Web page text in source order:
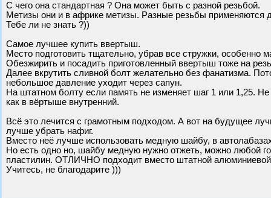
С чего она стандартная ? Она может быть с разной резьбой.
Метизы они и в африке метизы. Разные резьбы применяются
Тебе ли не знать ?))
Самое лучшее купить ввертыш.
Место подготовить тщательно, убрав все стружки, особенно
Обезжирить и посадить приготовленный ввертыш тоже на
Далее вкрутить сливной болт желательно без фанатизма.
небольшое давление уходит через сапун.
На штатном болту если память не изменяет шаг 1 или 1,25.
как в вёртыше внутренний.
Всё это лечится с грамотным подходом. А вот на будущее
лучше убрать нафиг.
Вместо неё лучше использовать медную шайбу, в
Но есть одно но, шайбу медную нужно отжеть, можно любой
пластилин. ОТЛИЧНО подходит вместо штатной
Учитесь, не благодарите )))